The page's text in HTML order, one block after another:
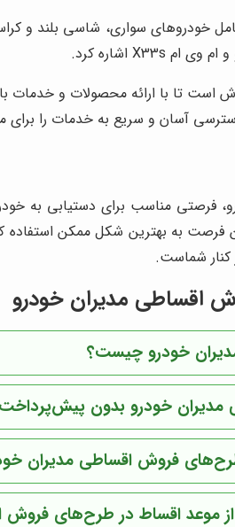
خودروهای سواری، شاسی بلند و
است تا با ارائه محصولات و
آسان و سریع به خدمات را برای
فرصتی مناسب برای دستیابی به
فرصت به بهترین شکل ممکن
کنار شماست.
اقساطی مدیران خودرو
خودرو چیست؟
مدیران خودرو بدون
فروش اقساطی مدیران
از موعد اقساط در طرح‌های